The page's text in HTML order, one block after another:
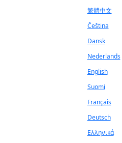
繁體中文
Čeština
Dansk
Nederlands
English
Suomi
Français
Deutsch
Ελληνικά